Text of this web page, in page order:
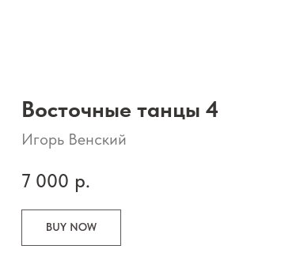
Восточные танцы 4
Игорь Венский
7 000 р.
BUY NOW